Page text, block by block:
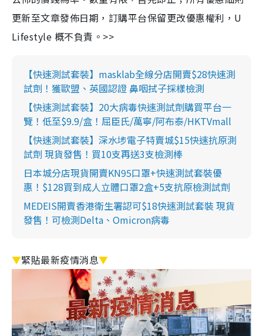
更新至文章發佈日期，訂購平台保留更改優惠權利，U
Lifestyle 概不負責。>>
【快速測試套裝】masklab全線分店開賣$28快速測
試劑！獲歐盟、英國認證 鼻咽拭子採樣檢測
【快速測試套裝】20大病毒快速測試劑購買平台一
覽！低至$9.9/盒！屈臣氏/萬寧/阿布泰/HKTVmall
【快速測試套裝】深水埗電子特賣城$15快速抗原測
試劑 現貨發售！買10支再送3支檢測棒
日本城分店現貨開賣KN95口罩+快速測試套裝優
惠！$128買到成人立體口罩2盒+5支抗原檢測試劑
MEDEIS開賣香港衛生署認可$18快速測試套裝 現貨
發售！可檢測Delta、Omicron病毒
▼緊貼最新疫情消息▼